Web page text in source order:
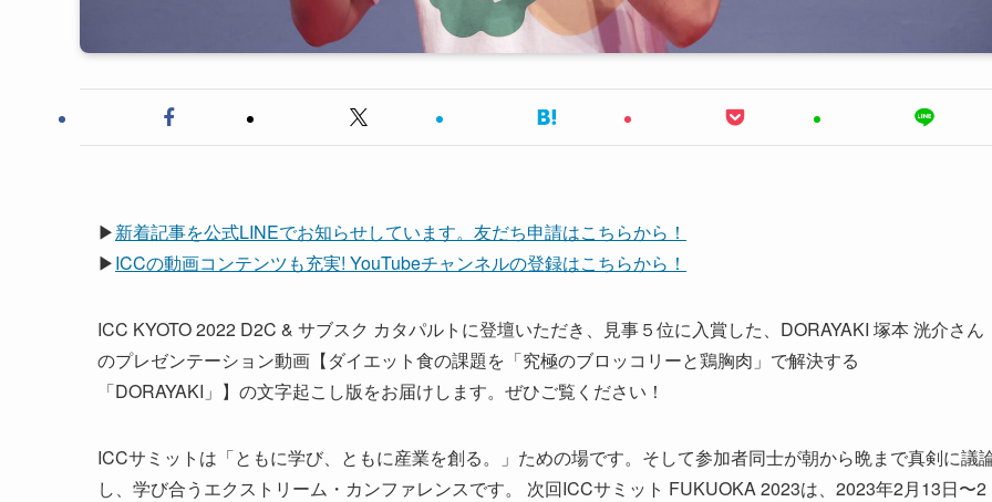
▶新着記事を公式LINEでお知らせしています。友だち申請はこちらから！
▶ICCの動画コンテンツも充実! YouTubeチャンネルの登録はこちらから！
ICC KYOTO 2022 D2C & サブスク カタパルトに登壇いただき、見事５位に入賞した、DORAYAKI 塚本 洸介さん
のプレゼンテーション動画【ダイエット食の課題を「究極のブロッコリーと鶏胸肉」で解決する
「DORAYAKI」】の文字起こし版をお届けします。ぜひご覧ください！
ICCサミットは「ともに学び、ともに産業を創る。」ための場です。そして参加者同士が朝から晩まで真剣に議
し、学び合うエクストリーム・カンファレンスです。 次回ICCサミット FUKUOKA 2023は、2023年2月13日〜2